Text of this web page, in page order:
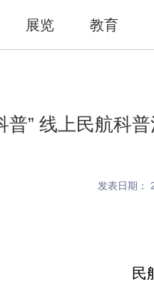
展览 教育
普” 线上民航科
发表日期：
民